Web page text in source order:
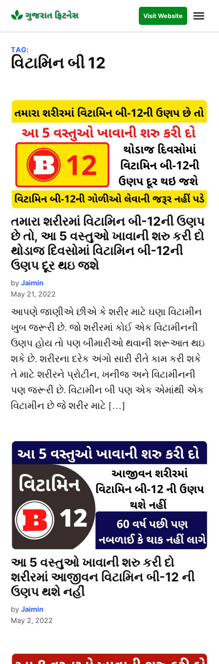
content
FITNESS
Visit Website
TAG:
વિટામિન બી 12
તમારા શરીરમાં વિટામિન બી-12ની ઉણપ
છે તો, આ 5 વસ્તુઓ ખાવાની શરુ કરી દો
થોડાજ દિવસોમાં વિટામિન બી-12ની
ઉણપ દૂર થઇ જશે
by Jaimin
May 21, 2022
આપણે જાણીએ છીએ કે શરીર માટે ઘણા વિટામીન
ખુબ જરૂરી છે. જો શરીરમાં કોઈ એક વિટામીનની
ઉણપ હોય તો પણ બીમારીઓ થવાની શરૂઆત થઇ
શકે છે. શરીરના દરેક અંગો સારી રીતે કામ કરી શકે
તે માટે શરીરને પ્રોટીન, ખનીજ અને વિટામીનની
પણ જરૂરી છે. વિટામીન બી પણ એક એમાંથી એક
વિટામીન છે જે શરીર માટે […]
આ 5 વસ્તુઓ ખાવાની શરુ કરી દો
શરીરમાં આજીવન વિટામિન બી-12 ની
ઉણપ થશે નહીં
by Jaimin
May 2, 2022